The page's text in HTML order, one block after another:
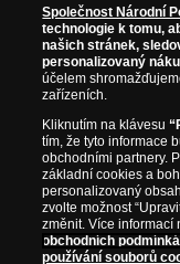
Společnost Národní
technologie k tomu,
našich stránek,
personalizovaný
účelem
zařízeních.
Kliknutím na klávesu
tím, že tyto informace
obchodními partnery.
základní cookies a
personalizovaný
zvolte možnost
změnit. Více informací
obchodních
používání souborů